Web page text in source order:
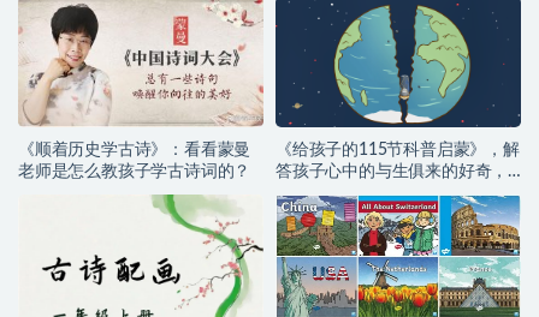
《顺着历史学古诗》：看看蒙曼
老师是怎么教孩子学古诗词的？
《给孩子的115节科普启蒙》，解
答孩子心中的与生俱来的好奇，
运转大脑、积极思考